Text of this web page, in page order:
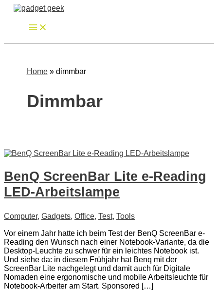
Zum
springen
Home» dimmbar
Dimmbar
BenQ ScreenBar Lite e-Reading
LED-Arbeitslampe
Computer, Gadgets, Office, Test, Tools
Vor einem Jahr hatte ich beim Test der BenQ ScreenBar e-
Reading den Wunsch nach einer Notebook-Variante, da die
Desktop-Leuchte zu schwer für ein leichtes Notebook ist.
Und siehe da: in diesem Frühjahr hat Benq mit der
ScreenBar Lite nachgelegt und damit auch für Digitale
Nomaden eine ergonomische und mobile Arbeitsleuchte für
Notebook-Arbeiter am Start. Sponsored […]